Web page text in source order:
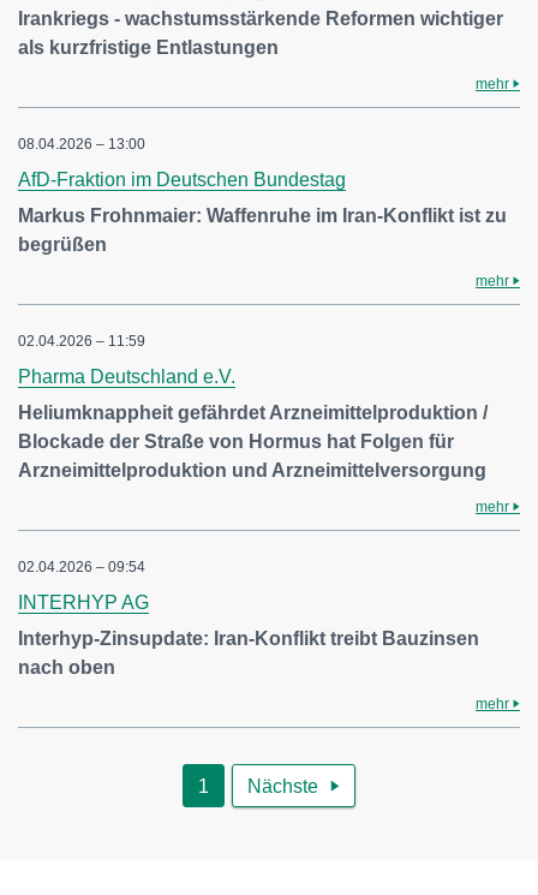
Irankriegs - wachstumsstärkende Reformen wichtiger
als kurzfristige Entlastungen
mehr
08.04.2026 – 13:00
AfD-Fraktion im Deutschen Bundestag
Markus Frohnmaier: Waffenruhe im Iran-Konflikt ist zu
begrüßen
mehr
02.04.2026 – 11:59
Pharma Deutschland e.V.
Heliumknappheit gefährdet Arzneimittelproduktion /
Blockade der Straße von Hormus hat Folgen für
Arzneimittelproduktion und Arzneimittelversorgung
mehr
02.04.2026 – 09:54
INTERHYP AG
Interhyp-Zinsupdate: Iran-Konflikt treibt Bauzinsen
nach oben
mehr
1 Nächste 